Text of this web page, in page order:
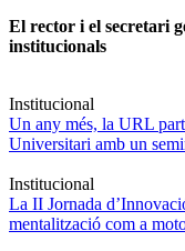
El rector i el secretari
institucionals
Institucional
Un any més, la URL
Universitari amb un
Institucional
La II Jornada
mentalització com a